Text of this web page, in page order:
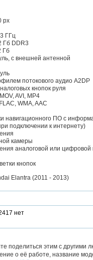
px
ГГц
Гб DDR3
Гб
с внешней антенной
потокового аудио A2DP
кнопок руля
AVI, MP4
WMA, AAC
навигационного ПО с
подключении к интернету)
камеры
аналоговой или цифровой
кнопок
Elantra (2011 - 2013)
нет
поделиться этим с другими
о её работе, название